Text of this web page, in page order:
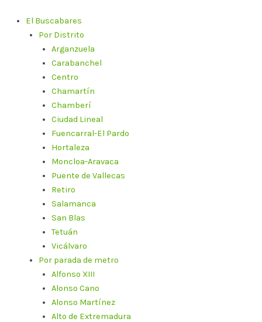
contenido
El Buscabares
Por Distrito
Arganzuela
Carabanchel
Centro
Chamartín
Chamberí
Ciudad Lineal
Fuencarral-El Pardo
Hortaleza
Moncloa-Aravaca
Puente de Vallecas
Retiro
Salamanca
San Blas
Tetuán
Vicálvaro
Por parada de metro
Alfonso XIII
Alonso Cano
Alonso Martínez
Alto de Extremadura